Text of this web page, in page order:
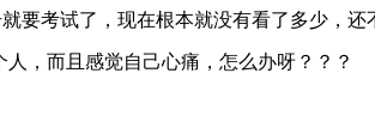
要考试了，现在根本就没有看了多少，还
，而且感觉自己心痛，怎么办呀？？？